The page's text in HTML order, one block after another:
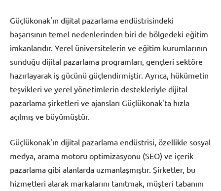
Güçlükonak'ın dijital pazarlama endüstrisindeki
başarısının temel nedenlerinden biri de bölgedeki eğitim
imkanlarıdır. Yerel üniversitelerin ve eğitim kurumlarının
sunduğu dijital pazarlama programları, gençleri sektöre
hazırlayarak iş gücünü güçlendirmiştir. Ayrıca, hükümetin
teşvikleri ve yerel yönetimlerin destekleriyle dijital
pazarlama şirketleri ve ajansları Güçlükonak'ta hızla
açılmış ve büyümüştür.
Güçlükonak'ın dijital pazarlama endüstrisi, özellikle sosyal
medya, arama motoru optimizasyonu (SEO) ve içerik
pazarlama gibi alanlarda uzmanlaşmıştır. Şirketler, bu
hizmetleri alarak markalarını tanıtmak, müşteri tabanını